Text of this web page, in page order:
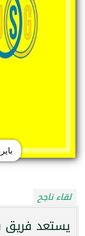
لقاء ناجح
يستعد فريق